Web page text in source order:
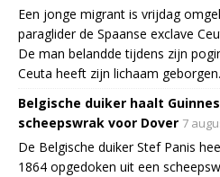
Een jonge migrant is vrijdag
paraglider de Spaanse exclave
De man belandde tijdens zijn
Ceuta heeft zijn lichaam geborgen.
Belgische duiker haalt
scheepswrak voor Dover 7
De Belgische duiker Stef Panis
1864 opgedoken uit een